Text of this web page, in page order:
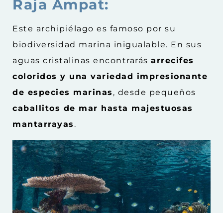
Raja Ampat:
Este archipiélago es famoso por su
biodiversidad marina inigualable. En sus
aguas cristalinas encontrarás arrecifes
coloridos y una variedad impresionante
de especies marinas , desde pequeños
caballitos de mar hasta majestuosas
mantarrayas .